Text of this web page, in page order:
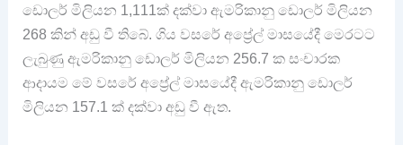
ඩොලර් මිලියන 1,111ක් දක්වා ඇමරිකානු ඩොලර් මිලියන
268 කින් අඩු වී තිබේ. ගිය වසරේ අප්‍රේල් මාසයේදී මෙරටට
ලැබුණු ඇමරිකානු ඩොලර් මිලියන 256.7 ක සංචාරක
ආදායම මේ වසරේ අප්‍රේල් මාසයේදී ඇමරිකානු ඩොලර්
මිලියන 157.1 ක් දක්වා අඩු වී ඇත.